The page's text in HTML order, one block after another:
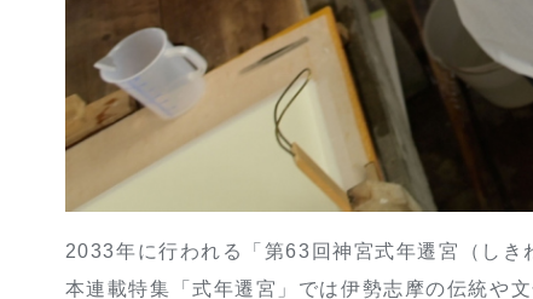
2033年に行われる「第63回神宮式年遷宮（しき
本連載特集「式年遷宮」では伊勢志摩の伝統や